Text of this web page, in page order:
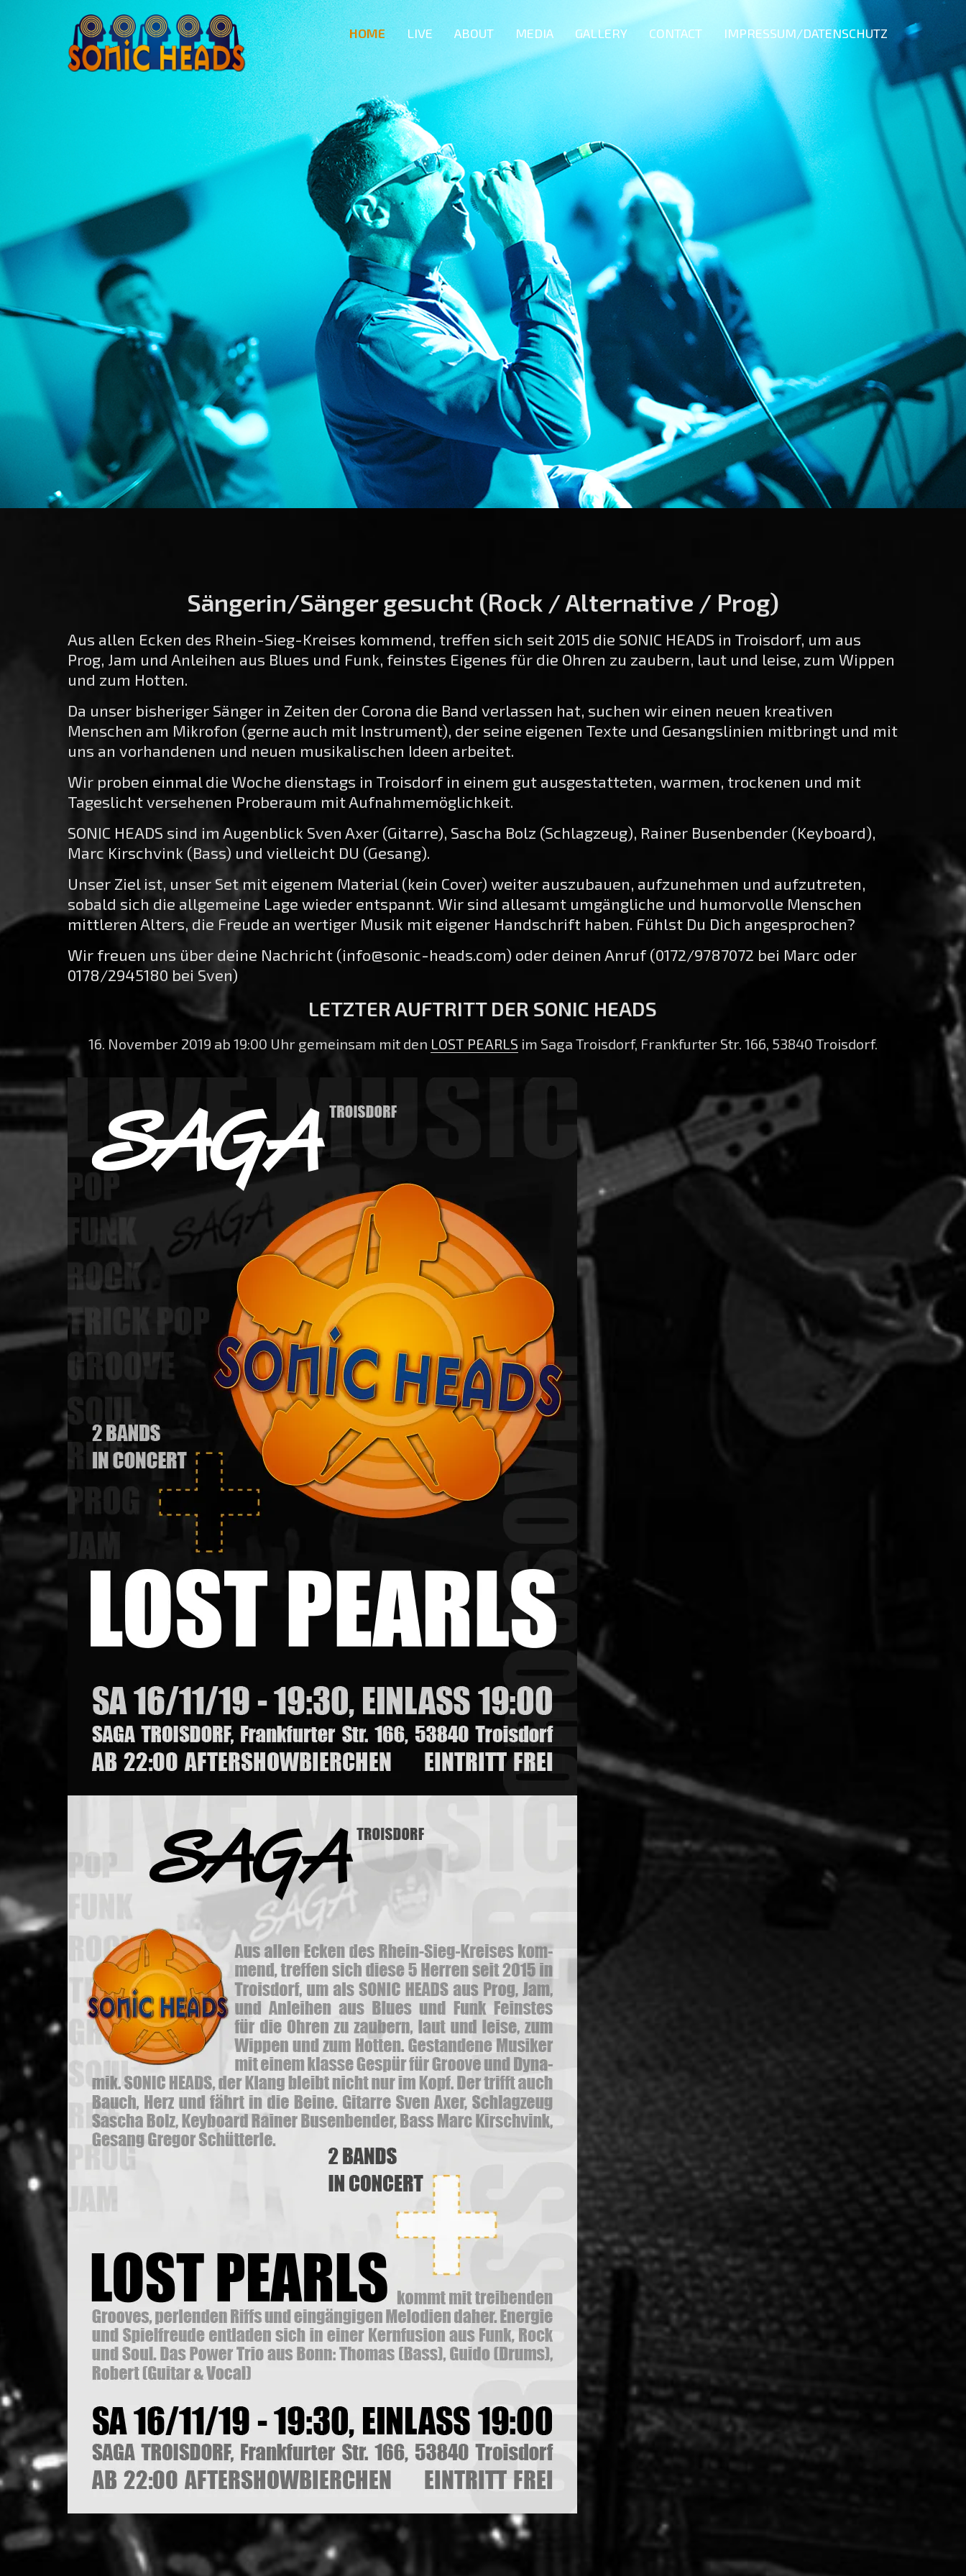
HOME LIVE ABOUT MEDIA GALLERY CONTACT IMPRESSUM/DATENSCHUTZ
Sängerin/Sänger gesucht (Rock / Alternative / Prog)
Aus allen Ecken des Rhein-Sieg-Kreises kommend, treffen sich seit 2015 die SONIC HEADS in Troisdorf, um aus
Prog, Jam und Anleihen aus Blues und Funk, feinstes Eigenes für die Ohren zu zaubern, laut und leise, zum Wippen
und zum Hotten.
Da unser bisheriger Sänger in Zeiten der Corona die Band verlassen hat, suchen wir einen neuen kreativen
Menschen am Mikrofon (gerne auch mit Instrument), der seine eigenen Texte und Gesangslinien mitbringt und mit
uns an vorhandenen und neuen musikalischen Ideen arbeitet.
Wir proben einmal die Woche dienstags in Troisdorf in einem gut ausgestatteten, warmen, trockenen und mit
Tageslicht versehenen Proberaum mit Aufnahmemöglichkeit.
SONIC HEADS sind im Augenblick Sven Axer (Gitarre), Sascha Bolz (Schlagzeug), Rainer Busenbender (Keyboard),
Marc Kirschvink (Bass) und vielleicht DU (Gesang).
Unser Ziel ist, unser Set mit eigenem Material (kein Cover) weiter auszubauen, aufzunehmen und aufzutreten,
sobald sich die allgemeine Lage wieder entspannt. Wir sind allesamt umgängliche und humorvolle Menschen
mittleren Alters, die Freude an wertiger Musik mit eigener Handschrift haben. Fühlst Du Dich angesprochen?
Wir freuen uns über deine Nachricht (info@sonic-heads.com) oder deinen Anruf (0172/9787072 bei Marc oder
0178/2945180 bei Sven)
LETZTER AUFTRITT DER SONIC HEADS
16. November 2019 ab 19:00 Uhr gemeinsam mit den LOST PEARLS im Saga Troisdorf, Frankfurter Str. 166, 53840 Troisdorf.